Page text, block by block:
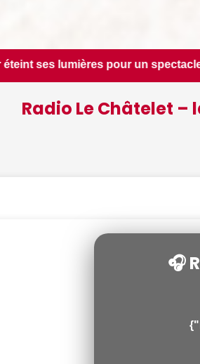
Le Berry Républicain •
Radio Le Châtelet
🎧